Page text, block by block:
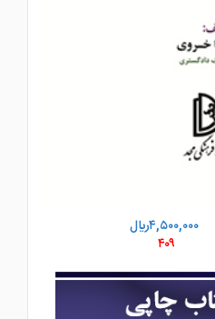
۴,۵۰۰,۰۰۰ريال
۴۰۹